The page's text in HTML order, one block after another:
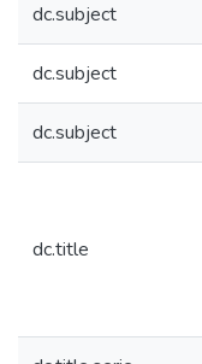
dc.subject
dc.subject
dc.subject
dc.title